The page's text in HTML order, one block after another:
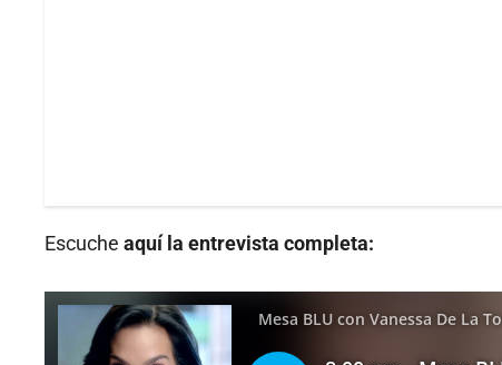
Escuche aquí la entrevista completa: